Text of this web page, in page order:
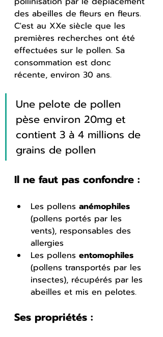
des abeilles de fleurs en fleurs.
C'est au XXe siècle que les
premières recherches ont été
effectuées sur le pollen. Sa
consommation est donc
récente, environ 30 ans.
Une pelote de pollen
pèse environ 20mg et
contient 3 à 4 millions de
grains de pollen
Il ne faut pas confondre :
Les pollens anémophiles
(pollens portés par les
vents), responsables des
allergies
Les pollens entomophiles
(pollens transportés par les
insectes), récupérés par les
abeilles et mis en pelotes.
Ses propriétés :